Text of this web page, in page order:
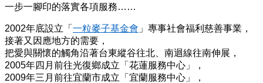
一步一腳印的落實各項服務……
2002年底設立「 一粒麥子基金會 」專事社會福利慈善事業，
接著又因應地方的需要，
把愛與關懷的觸角沿著台東縱谷往北、南迴線往南伸展，
2005年四月前往光復鄉成立「花蓮服務中心」，
2009年三月前往宜蘭市成立「宜蘭服務中心」，